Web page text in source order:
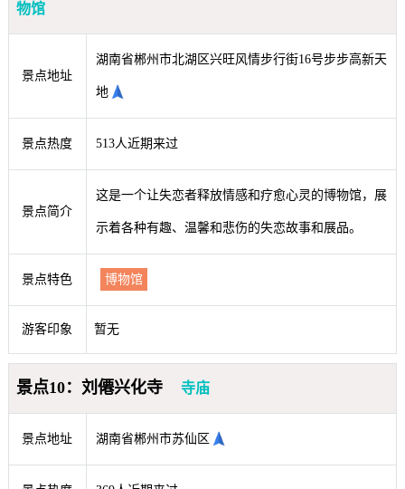
物馆
景点地址
湖南省郴州市北湖区兴旺风情步行街16号步步高新天
地
景点热度 513人近期来过
景点简介
这是一个让失恋者释放情感和疗愈心灵的博物馆，展
示着各种有趣、温馨和悲伤的失恋故事和展品。
景点特色 博物馆
游客印象 暂无
景点10：刘僊兴化寺 寺庙
景点地址 湖南省郴州市苏仙区